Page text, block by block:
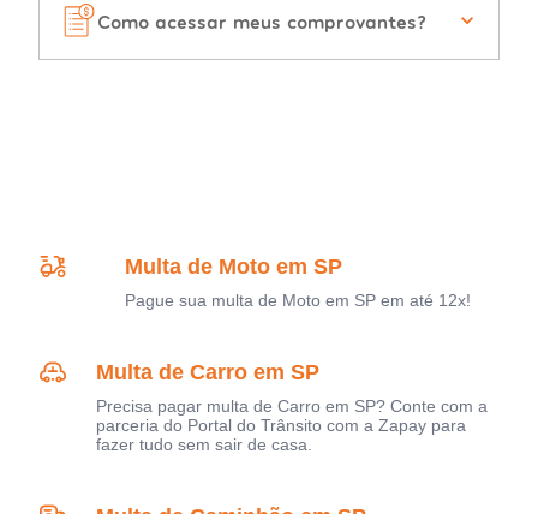
Como acessar meus comprovantes?
Multa de Moto em SP
Pague sua multa de Moto em SP em até 12x!
Multa de Carro em SP
Precisa pagar multa de Carro em SP? Conte com a
parceria do Portal do Trânsito com a Zapay para
fazer tudo sem sair de casa.